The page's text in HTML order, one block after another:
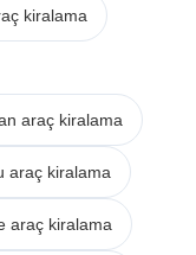
kiralama
araç kiralama
araç kiralama
araç kiralama